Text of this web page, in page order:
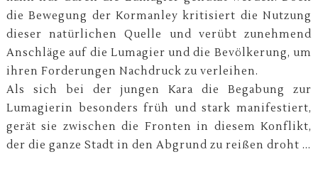
die Bewegung der Kormanley kritisiert die Nutzung
dieser natürlichen Quelle und verübt zunehmend
Anschläge auf die Lumagier und die Bevölkerung, um
ihren Forderungen Nachdruck zu verleihen.
Als sich bei der jungen Kara die Begabung zur
Lumagierin besonders früh und stark manifestiert,
gerät sie zwischen die Fronten in diesem Konflikt,
der die ganze Stadt in den Abgrund zu reißen droht ...